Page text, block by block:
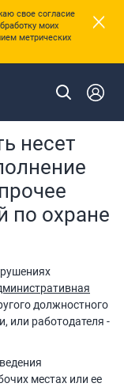
свое согласие
моих
метрических
×
несет
по охране
должностного
или работодателя -
местах или ее